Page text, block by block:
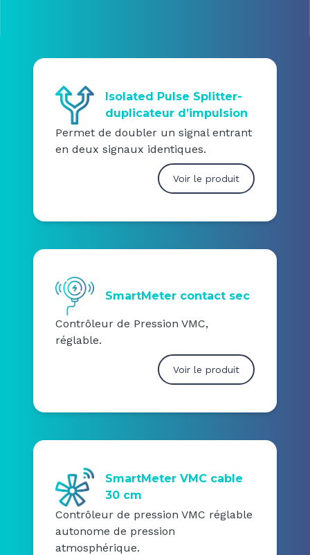
Isolated Pulse Splitter-
duplicateur d’impulsion
Permet de doubler un signal entrant
en deux signaux identiques.
Voir le produit
SmartMeter contact sec
Contrôleur de Pression VMC,
réglable.
Voir le produit
SmartMeter VMC cable
30 cm
Contrôleur de pression VMC réglable
autonome de pression
atmosphérique.